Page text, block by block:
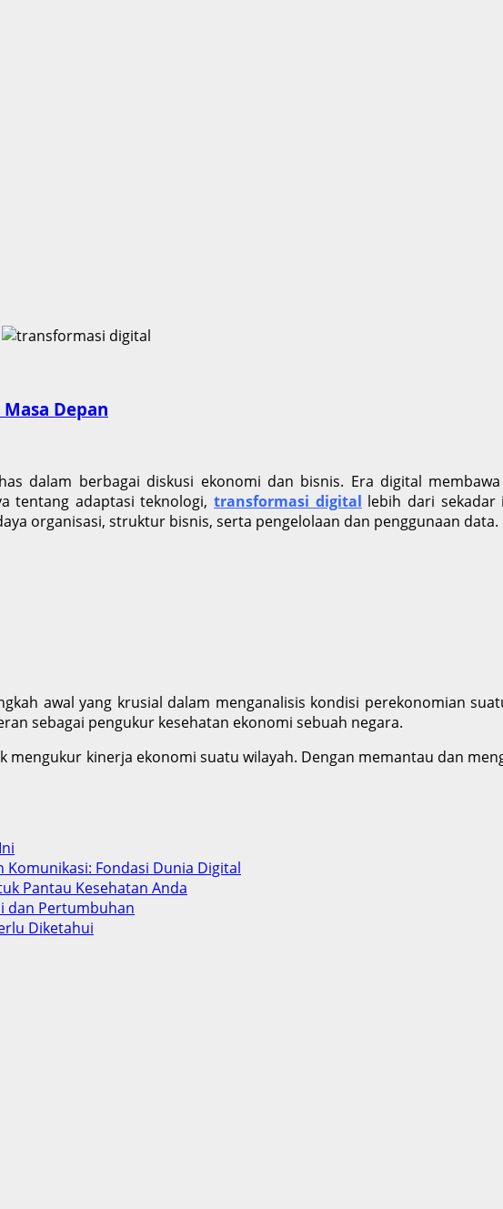
Depan
dalam berbagai diskusi ekonomi dan bisnis. Era digital
tentang adaptasi teknologi,transformasi digital lebih dari sekadar
organisasi, struktur bisnis, serta pengelolaan dan penggunaan
awal yang krusial dalam menganalisis kondisi perekonomian
sebagai pengukur kesehatan ekonomi sebuah negara.
kinerja ekonomi suatu wilayah. Dengan memantau dan
Fondasi Dunia Digital
Pantau Kesehatan Anda
dan Pertumbuhan
Diketahui